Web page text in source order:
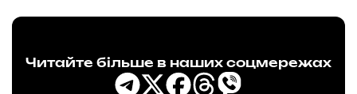
Читайте більше в наших соцмережах